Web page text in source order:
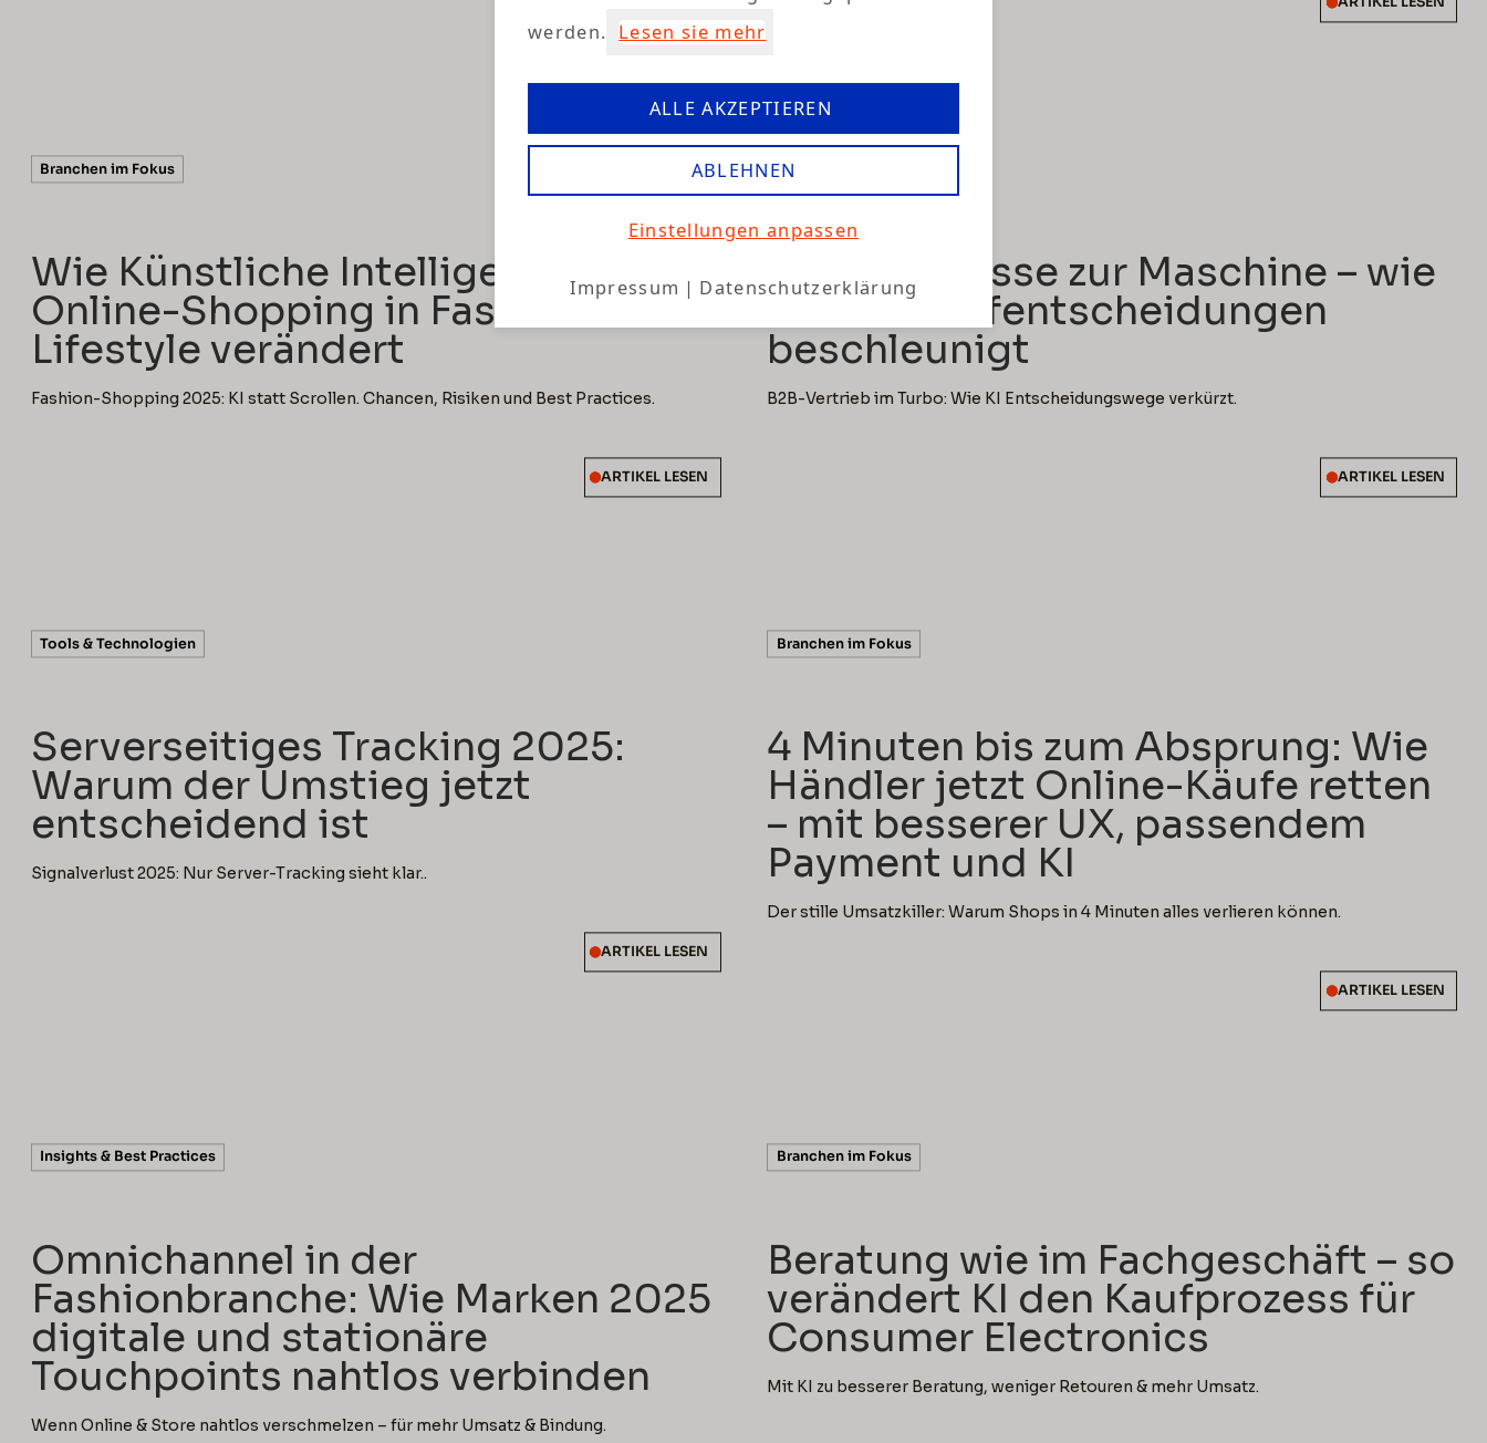
Branchen im Fokus
Wie Künstliche Intelligenz das
Online-Shopping in Fashion &
Lifestyle verändert
Fashion-Shopping 2025: KI statt Scrollen. Chancen, Risiken und Best Practices.
ARTIKEL LESEN
Branchen im Fokus
Von der Messe zur Maschine – wie
KI B2B-Kaufentscheidungen
beschleunigt
B2B-Vertrieb im Turbo: Wie KI Entscheidungswege verkürzt.
ARTIKEL LESEN
Tools & Technologien
Serverseitiges Tracking 2025:
Warum der Umstieg jetzt
entscheidend ist
Signalverlust 2025: Nur Server-Tracking sieht klar..
ARTIKEL LESEN
Branchen im Fokus
4 Minuten bis zum Absprung: Wie
Händler jetzt Online-Käufe retten
– mit besserer UX, passendem
Payment und KI
Der stille Umsatzkiller: Warum Shops in 4 Minuten alles verlieren können.
ARTIKEL LESEN
Insights & Best Practices
Omnichannel in der
Fashionbranche: Wie Marken 2025
digitale und stationäre
Touchpoints nahtlos verbinden
Wenn Online & Store nahtlos verschmelzen – für mehr Umsatz & Bindung.
Branchen im Fokus
Beratung wie im Fachgeschäft – so
verändert KI den Kaufprozess für
Consumer Electronics
Mit KI zu besserer Beratung, weniger Retouren & mehr Umsatz.
werden.
Lesen sie mehr
ALLE AKZEPTIEREN
ABLEHNEN
Einstellungen anpassen
Impressum | Datenschutzerklärung